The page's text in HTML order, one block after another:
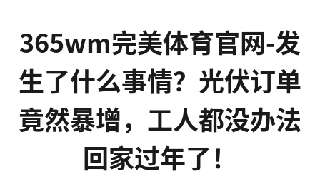
365wm完美体育官网-发
生了什么事情？光伏订单
竟然暴增，工人都没办法
回家过年了！